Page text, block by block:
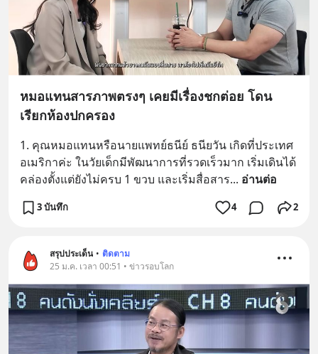
หมอแทนสารภาพตรงๆ เคยมีเรื่องชกต่อย โดน
เรียกห้องปกครอง
1. คุณหมอแทนหรือนายแพทย์ธนีย์ ธนียวัน เกิดที่ประเทศ
อเมริกาค่ะ ในวัยเด็กมีพัฒนาการที่รวดเร็วมาก เริ่มเดินได้
คล่องตั้งแต่ยังไม่ครบ 1 ขวบ และเริ่มสื่อสาร... อ่านต่อ
3 บันทึก 4 2
สรุปประเด็น • ติดตาม
25 ม.ค. เวลา 00:51 • ข่าวรอบโลก